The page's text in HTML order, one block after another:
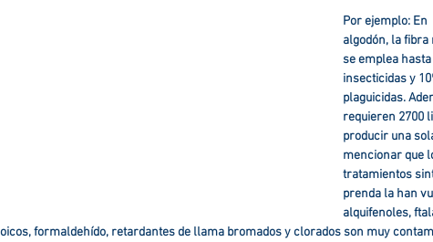
Por ejemplo: En
algodón, la fibra
se emplea
insecticidas y
plaguicidas.
requieren 2700
producir una
mencionar que
tratamientos
prenda la han
alquifenoles,
formaldehído, retardantes de llama bromados y clorados son muy